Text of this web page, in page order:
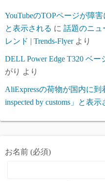
YouTubeのTOPページが障
と表示される に 話題のニュ
レンド | Trends-Flyerより
DELL Power Edge T320 ベ
がり より
AliExpressの荷物が国内に到
inspected by customs」と表
お名前 (必須)